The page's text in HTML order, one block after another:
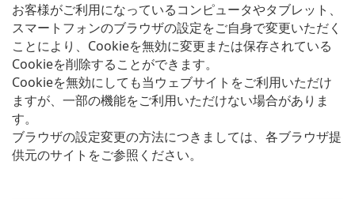
お客様がご利用になっているコンピュータやタブレット、
スマートフォンのブラウザの設定をご自身で変更いただく
ことにより、Cookieを無効に変更または保存されている
Cookieを削除することができます。
Cookieを無効にしても当ウェブサイトをご利用いただけ
ますが、一部の機能をご利用いただけない場合がありま
す。
ブラウザの設定変更の方法につきましては、各ブラウザ提
供元のサイトをご参照ください。